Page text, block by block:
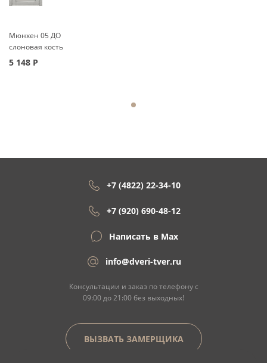
Мюнхен 05 ДО
слоновая кость
5 148 Р
+7 (4822) 22-34-10
+7 (920) 690-48-12
Написать в Max
info@dveri-tver.ru
Консультации и заказ по телефону с
09:00 до 21:00 без выходных!
ВЫЗВАТЬ ЗАМЕРЩИКА